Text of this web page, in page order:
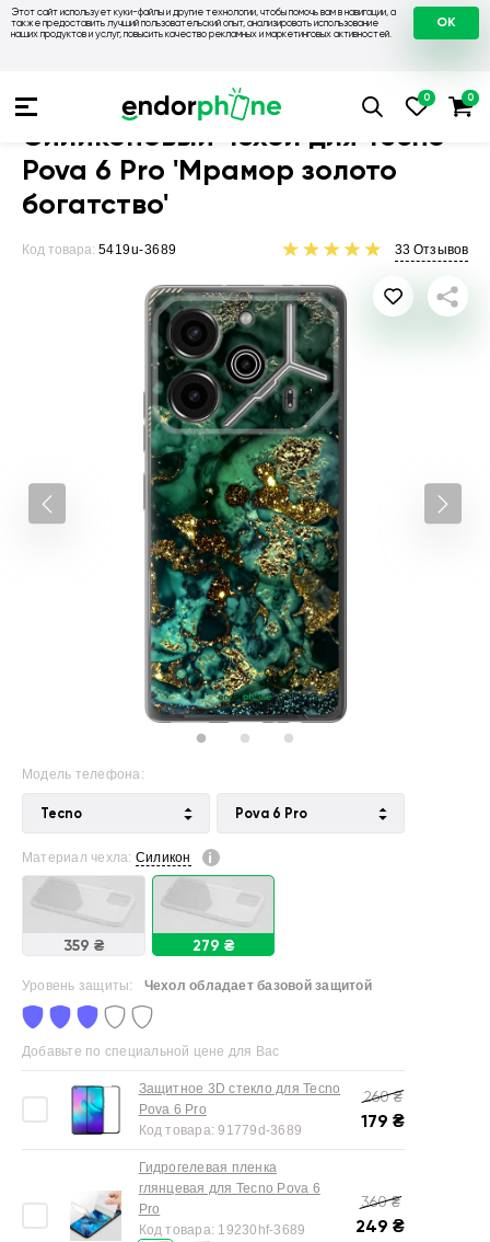
Этот сайт использует куки-файлы и другие технологии, чтобы помочь вам в навигации, а
также предоставить лучший пользовательский опыт, анализировать использование
наших продуктов и услуг, повысить качество рекламных и маркетинговых активностей.
OK
Чехлы на Tecno Чехол для Tecno
Силиконовый чехол для Tecno
Pova 6 Pro 'Мрамор золото
богатство'
Код товара: 5419u-3689 33 Отзывов
Модель телефона:
Tecno Pova 6 Pro
Материал чехла: Силикон
359 ₴ 279 ₴
Уровень защиты: Чехол обладает базовой защитой
Добавьте по специальной цене для Вас
Защитное 3D стекло для Tecno
Pova 6 Pro
Код товара:91779d-3689
260₴
179 ₴
Гидрогелевая пленка
глянцевая для Tecno Pova 6
Pro
Код товара: 19230hf-3689
360₴
249 ₴